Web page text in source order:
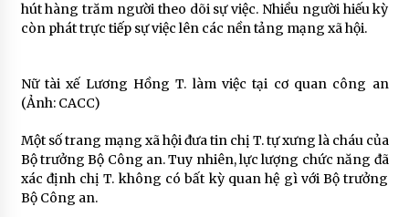
hút hàng trăm người theo dõi sự việc. Nhiều người hiếu kỳ
còn phát trực tiếp sự việc lên các nền tảng mạng xã hội.
Nữ tài xế Lương Hồng T. làm việc tại cơ quan công an
(Ảnh: CACC)
Một số trang mạng xã hội đưa tin chị T. tự xưng là cháu của
Bộ trưởng Bộ Công an. Tuy nhiên, lực lượng chức năng đã
xác định chị T. không có bất kỳ quan hệ gì với Bộ trưởng
Bộ Công an.